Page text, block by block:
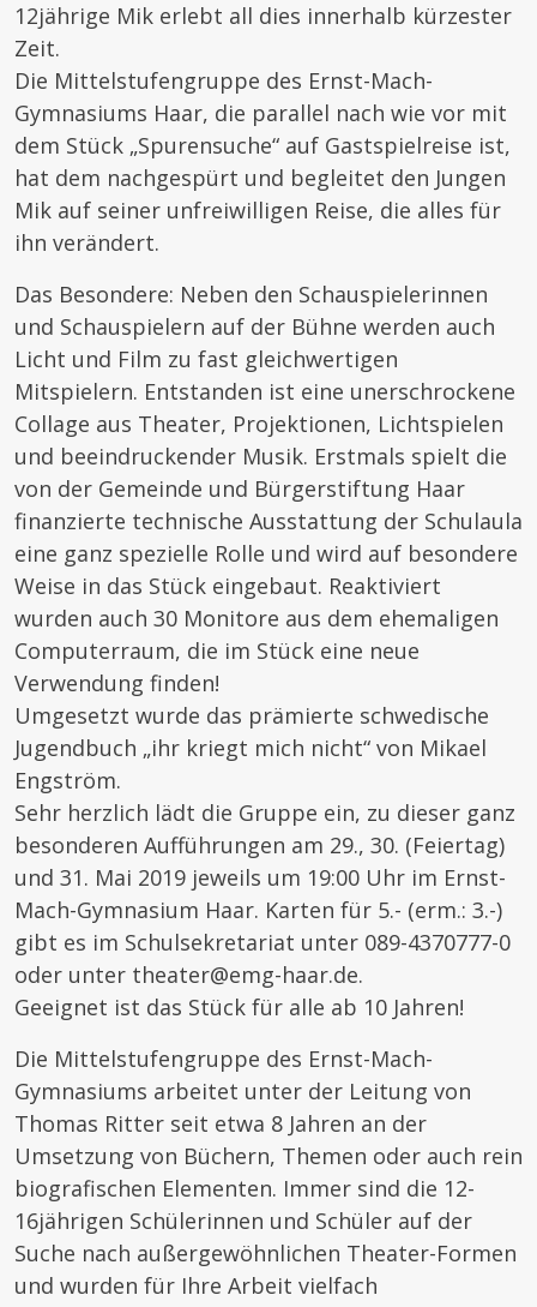
12jährige Mik erlebt all dies innerhalb kürzester
Zeit.
Die Mittelstufengruppe des Ernst-Mach-
Gymnasiums Haar, die parallel nach wie vor mit
dem Stück „Spurensuche“ auf Gastspielreise ist,
hat dem nachgespürt und begleitet den Jungen
Mik auf seiner unfreiwilligen Reise, die alles für
ihn verändert.
Das Besondere: Neben den Schauspielerinnen
und Schauspielern auf der Bühne werden auch
Licht und Film zu fast gleichwertigen
Mitspielern. Entstanden ist eine unerschrockene
Collage aus Theater, Projektionen, Lichtspielen
und beeindruckender Musik. Erstmals spielt die
von der Gemeinde und Bürgerstiftung Haar
finanzierte technische Ausstattung der Schulaula
eine ganz spezielle Rolle und wird auf besondere
Weise in das Stück eingebaut. Reaktiviert
wurden auch 30 Monitore aus dem ehemaligen
Computerraum, die im Stück eine neue
Verwendung finden!
Umgesetzt wurde das prämierte schwedische
Jugendbuch „ihr kriegt mich nicht“ von Mikael
Engström.
Sehr herzlich lädt die Gruppe ein, zu dieser ganz
besonderen Aufführungen am 29., 30. (Feiertag)
und 31. Mai 2019 jeweils um 19:00 Uhr im Ernst-
Mach-Gymnasium Haar. Karten für 5.- (erm.: 3.-)
gibt es im Schulsekretariat unter 089-4370777-0
oder unter theater@emg-haar.de.
Geeignet ist das Stück für alle ab 10 Jahren!
Die Mittelstufengruppe des Ernst-Mach-
Gymnasiums arbeitet unter der Leitung von
Thomas Ritter seit etwa 8 Jahren an der
Umsetzung von Büchern, Themen oder auch rein
biografischen Elementen. Immer sind die 12-
16jährigen Schülerinnen und Schüler auf der
Suche nach außergewöhnlichen Theater-Formen
und wurden für Ihre Arbeit vielfach